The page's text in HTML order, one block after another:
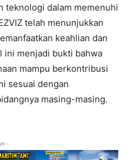
teknologi dalam memenuhi
telah menunjukkan
keahlian dan
ini menjadi bukti bahwa
mampu berkontribusi
sesuai dengan
masing-masing.
-